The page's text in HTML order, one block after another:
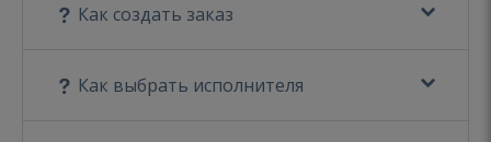
Как создать заказ
Как выбрать исполнителя